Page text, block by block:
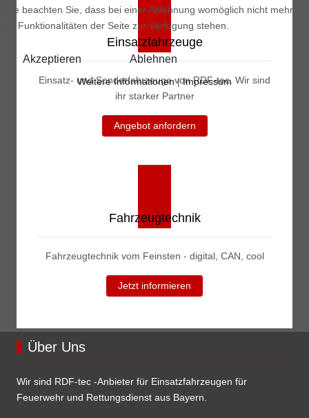
Einsatzfahrzeuge
Einsatz- und Sonderfahrzeuge von RDF-tec. Wir sind
ihr starker Partner
Angebot anfordern
Fahrzeugtechnik
Fahrzeugtechnik vom Feinsten - digital, CAN, cool
Jetzt informieren
Über Uns
Wir sind RDF-tec -Anbieter für Einsatzfahrzeugen für
Feuerwehr und Rettungsdienst aus Bayern.
Bitte beachten Sie, dass bei einer Ablehnung womöglich nicht mehr
alle Funktionalitäten der Seite zur Verfügung stehen.
Akzeptieren Ablehnen
Weitere Informationen|Impressum